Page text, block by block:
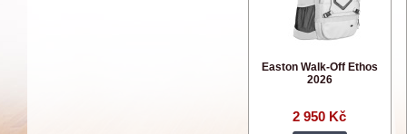
Easton Walk-Off Ethos
2026
2 950 Kč